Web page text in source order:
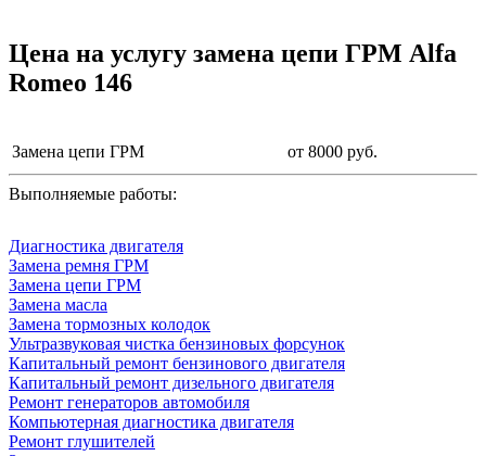
Цена на услугу замена цепи ГРМ Alfa
Romeo 146
Замена цепи ГРМ от 8000 руб.
Выполняемые работы:
Диагностика двигателя
Замена ремня ГРМ
Замена цепи ГРМ
Замена масла
Замена тормозных колодок
Ультразвуковая чистка бензиновых форсунок
Капитальный ремонт бензинового двигателя
Капитальный ремонт дизельного двигателя
Ремонт генераторов автомобиля
Компьютерная диагностика двигателя
Ремонт глушителей